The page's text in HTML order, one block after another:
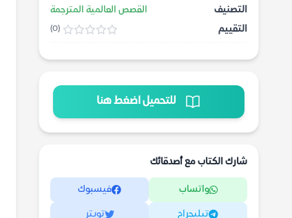
التصنيف
القصص العالمية المترجمة
التقييم
(0)
للتحميل اضغط هنا
شارك الكتاب مع أصدقائك
واتساب فيسبوك
تيليجرام تويتر